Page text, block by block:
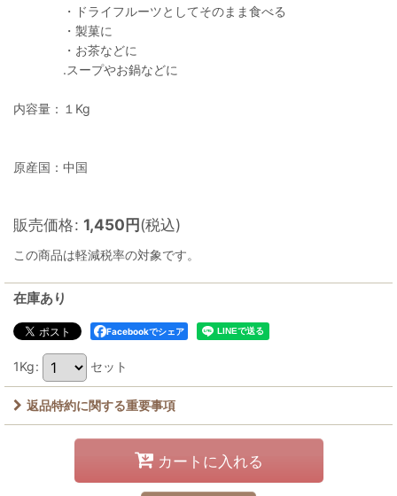
・ドライフルーツとしてそのまま食べる
・製菓に
・お茶などに
.スープやお鍋などに
内容量：１Kg
原産国：中国
販売価格: 1,450円(税込)
この商品は軽減税率の対象です。
在庫あり
Facebookでシェア
1Kg: セット
返品特約に関する重要事項
カートに入れる